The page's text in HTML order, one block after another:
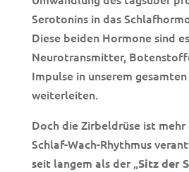
Serotonins in das
Diese beiden Hormone sind
Neurotransmitter,
Impulse in unserem
weiterleiten.
Doch die Zirbeldrüse ist mehr
Schlaf-Wach-Rhythmus
seit langem als der „Sitz der